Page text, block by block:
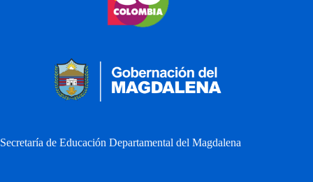
Secretaría de Educación Departamental del Magdalena